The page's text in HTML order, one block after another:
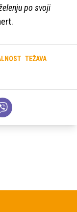
po svoji
TEŽAVA